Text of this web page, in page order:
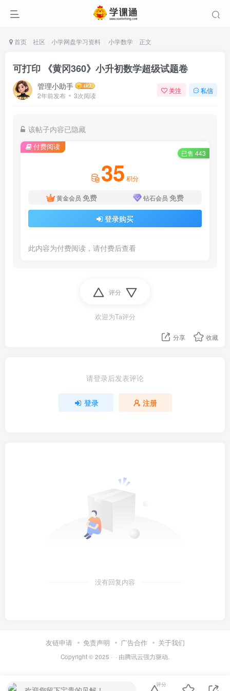
首页 社区 小学网盘学习资料 小学数学 正文
可打印 《黄冈360》小升初数学超级试题卷
管理小助手
2年前发布 3次阅读
关注 私信
该帖子内容已隐藏
付费阅读
已售 443
35 积分
黄金会员 免费 钻石会员 免费
登录购买
此内容为付费阅读，请付费后查看
评分
欢迎为Ta评分
分享 收藏
请登录后发表评论
登录 注册
没有回复内容
友链申请 免责声明 广告合作 关于我们
Copyright © 2025 · · 由腾讯云强力驱动.
评分